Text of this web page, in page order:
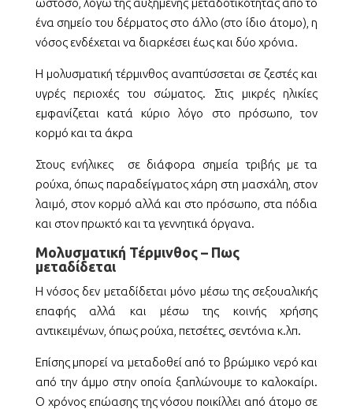
ένα σηµείο του δέρματος στο άλλο (στο ίδιο άτοµο), η
νόσος ενδέχεται να διαρκέσει έως και δύο χρόνια.
Η μολυσματική τέρμινθος αναπτύσσεται σε ζεστές και
υγρές περιοχές του σώματος. Στις μικρές ηλικίες
εμφανίζεται κατά κύριο λόγο στο πρόσωπο, τον
κορμό και τα άκρα
Στους ενήλικες σε διάφορα σημεία τριβής με τα
ρούχα, όπως παραδείγματος χάρη στη μασχάλη, στον
λαιμό, στον κορμό αλλά και στο πρόσωπο, στα πόδια
και στον πρωκτό και τα γεννητικά όργανα.
Μολυσματική Τέρμινθος – Πως
μεταδίδεται
Η νόσος δεν μεταδίδεται μόνο μέσω της σεξουαλικής
επαφής αλλά και μέσω της κοινής χρήσης
αντικειμένων, όπως ρούχα, πετσέτες, σεντόνια κ.λπ.
Επίσης μπορεί να μεταδοθεί από το βρώμικο νερό και
από την άμμο στην οποία ξαπλώνουμε το καλοκαίρι.
Ο χρόνος επώασης της νόσου ποικίλλει από άτομο σε